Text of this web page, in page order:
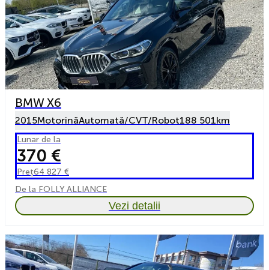
BMW X6
2015MotorinăAutomată/CVT/Robot188 501km
Lunar de la
370 €
Preț64 827 €
De la FOLLY ALLIANCE
Vezi detalii